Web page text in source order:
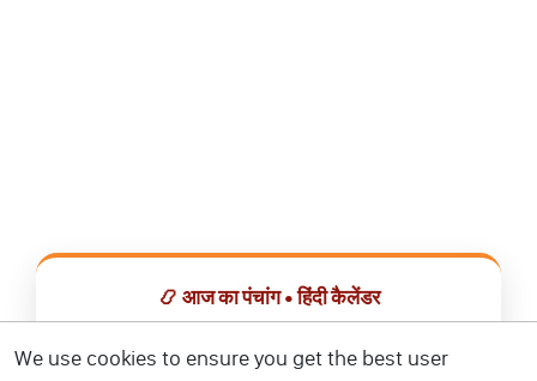
📿 आज का पंचांग • हिंदी कैलेंडर
We use cookies to ensure you get the best user